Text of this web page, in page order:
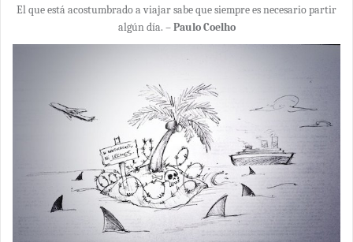
El que está acostumbrado a viajar sabe que siempre es necesario partir
algún día. –Paulo Coelho